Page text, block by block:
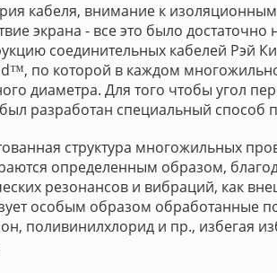
кабеля, внимание к
экрана - все это было
соединительных кабелей Рэй
по которой в каждом
диаметра. Для того чтобы угол
разработан специальный способ
структура многожильных
определенным образом,
резонансов и вибраций, как
оcобым образом обработанные
поливинилхлорид и пр., избегая